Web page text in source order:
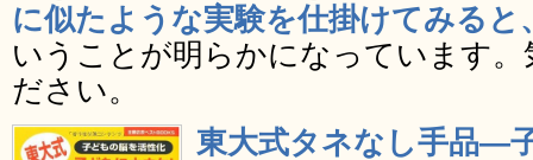
に似たような実験を仕掛けてみる
いうことが明らかになっています
ださい。
東大式タネなし手品―